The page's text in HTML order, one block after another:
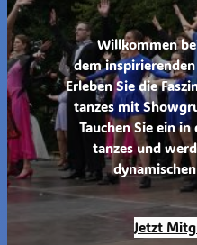
Willkommen
dem
Erleben Sie die
tanzes mit
Tauchen Sie ein
tanzes und
Jetzt